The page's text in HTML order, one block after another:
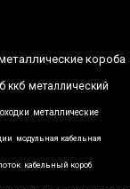
короба
ккб металлический
металлические
модульная кабельная
кабельный короб